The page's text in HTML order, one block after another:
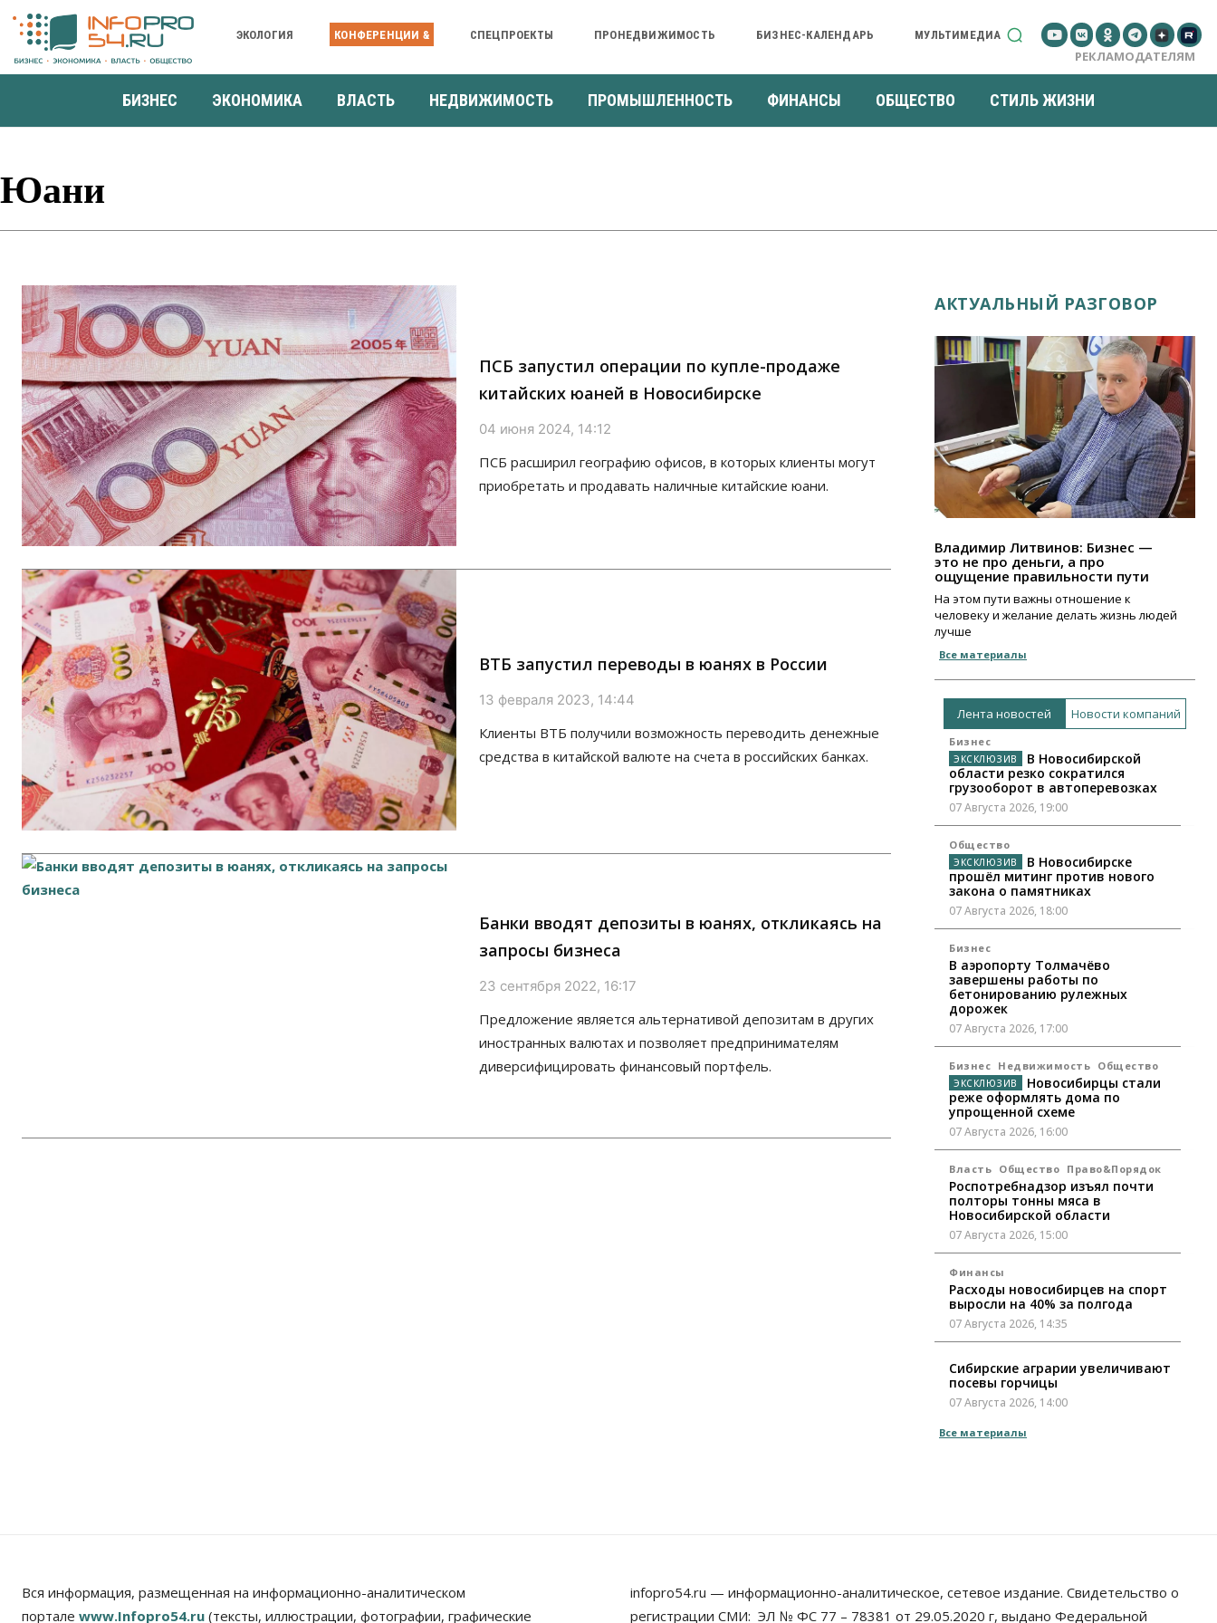
ЭКОЛОГИЯ КОНФЕРЕНЦИИ & СПЕЦПРОЕКТЫ ПРОНЕДВИЖИМОСТЬ БИЗНЕС-КАЛЕНДАРЬ МУЛЬТИМЕДИА
РЕКЛАМОДАТЕЛЯМ
БИЗНЕС ЭКОНОМИКА ВЛАСТЬ НЕДВИЖИМОСТЬ ПРОМЫШЛЕННОСТЬ ФИНАНСЫ ОБЩЕСТВО СТИЛЬ ЖИЗНИ
Юани
ПСБ запустил операции по купле-продаже
китайских юаней в Новосибирске
04 июня 2024, 14:12
ПСБ расширил географию офисов, в которых клиенты могут
приобретать и продавать наличные китайские юани.
ВТБ запустил переводы в юанях в России
13 февраля 2023, 14:44
Клиенты ВТБ получили возможность переводить денежные
средства в китайской валюте на счета в российских банках.
Банки вводят депозиты в юанях, откликаясь на
запросы бизнеса
23 сентября 2022, 16:17
Предложение является альтернативой депозитам в других
иностранных валютах и позволяет предпринимателям
диверсифицировать финансовый портфель.
АКТУАЛЬНЫЙ РАЗГОВОР
Владимир Литвинов: Бизнес —
это не про деньги, а про
ощущение правильности пути
На этом пути важны отношение к
человеку и желание делать жизнь людей
лучше
Все материалы
Лента новостей Новости компаний
Бизнес
В Новосибирской
области резко сократился
грузооборот в автоперевозках
07 Августа 2026, 19:00
Общество
В Новосибирске
прошёл митинг против нового
закона о памятниках
07 Августа 2026, 18:00
Бизнес
В аэропорту Толмачёво
завершены работы по
бетонированию рулежных
дорожек
07 Августа 2026, 17:00
Бизнес Недвижимость Общество
Новосибирцы стали
реже оформлять дома по
упрощенной схеме
07 Августа 2026, 16:00
Власть Общество Право&Порядок
Роспотребнадзор изъял почти
полторы тонны мяса в
Новосибирской области
07 Августа 2026, 15:00
Финансы
Расходы новосибирцев на спорт
выросли на 40% за полгода
07 Августа 2026, 14:35
Сибирские аграрии увеличивают
посевы горчицы
07 Августа 2026, 14:00
Власть
«поставили машины на прикол»
07 Августа 2026, 13:00
Все материалы
Вся информация, размещенная на информационно-аналитическом
портале www.Infopro54.ru (тексты, иллюстрации, фотографии, графические
infopro54.ru — информационно-аналитическое, сетевое издание. Свидетельство о
регистрации СМИ: ЭЛ № ФС 77 – 78381 от 29.05.2020 г, выдано Федеральной